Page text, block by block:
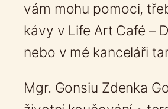
vám mohu pomoci,
kávy v Life Art Café –
nebo v mé kanceláři
Mgr. Gonsiu Zdenka